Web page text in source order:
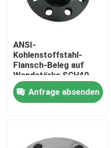
ANSI-
Kohlenstoffstahl-
Flansch-Beleg auf
Wandstärke SCH40
SCH80 der Klassen-
150Anfrage absenden